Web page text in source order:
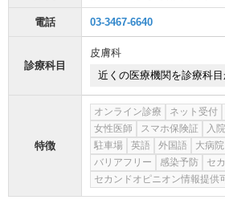
電話 03-3467-6640
診療科目
皮膚科
近くの医療機関を診療科
特徴
オンライン診療 ネット受付
女性医師
スマホ保険証 入
駐車場
英語 外国語 大病院
バリアフリー
感染予防
セ
セカンドオピニオン情報提供